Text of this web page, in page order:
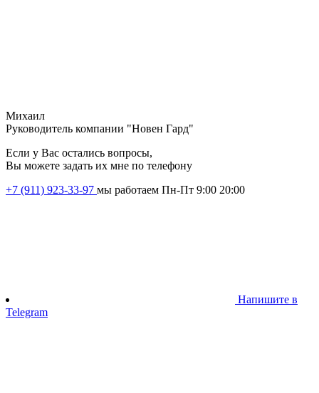
Михаил
Руководитель компании "Новен Гард"
Если у Вас остались вопросы,
Вы можете задать их мне по телефону
+7 (911) 923-33-97 мы работаем Пн-Пт 9:00 20:00
Напишите в
Telegram